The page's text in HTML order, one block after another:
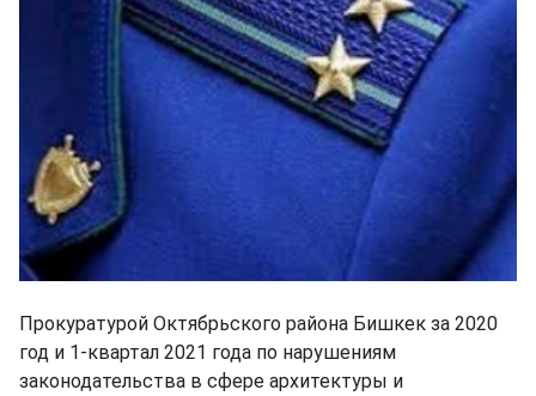
Прокуратурой Октябрьского района Бишкек за 2020
год и 1-квартал 2021 года по нарушениям
законодательства в сфере архитектуры и